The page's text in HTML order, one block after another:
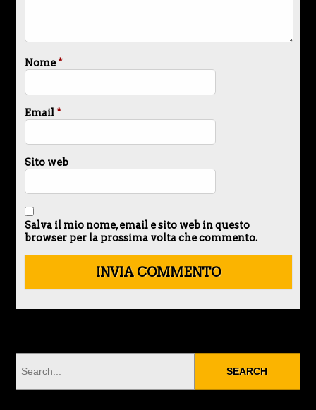
Nome*
Email*
Sito web
Salva il mio nome, email e sito web in questo
browser per la prossima volta che commento.